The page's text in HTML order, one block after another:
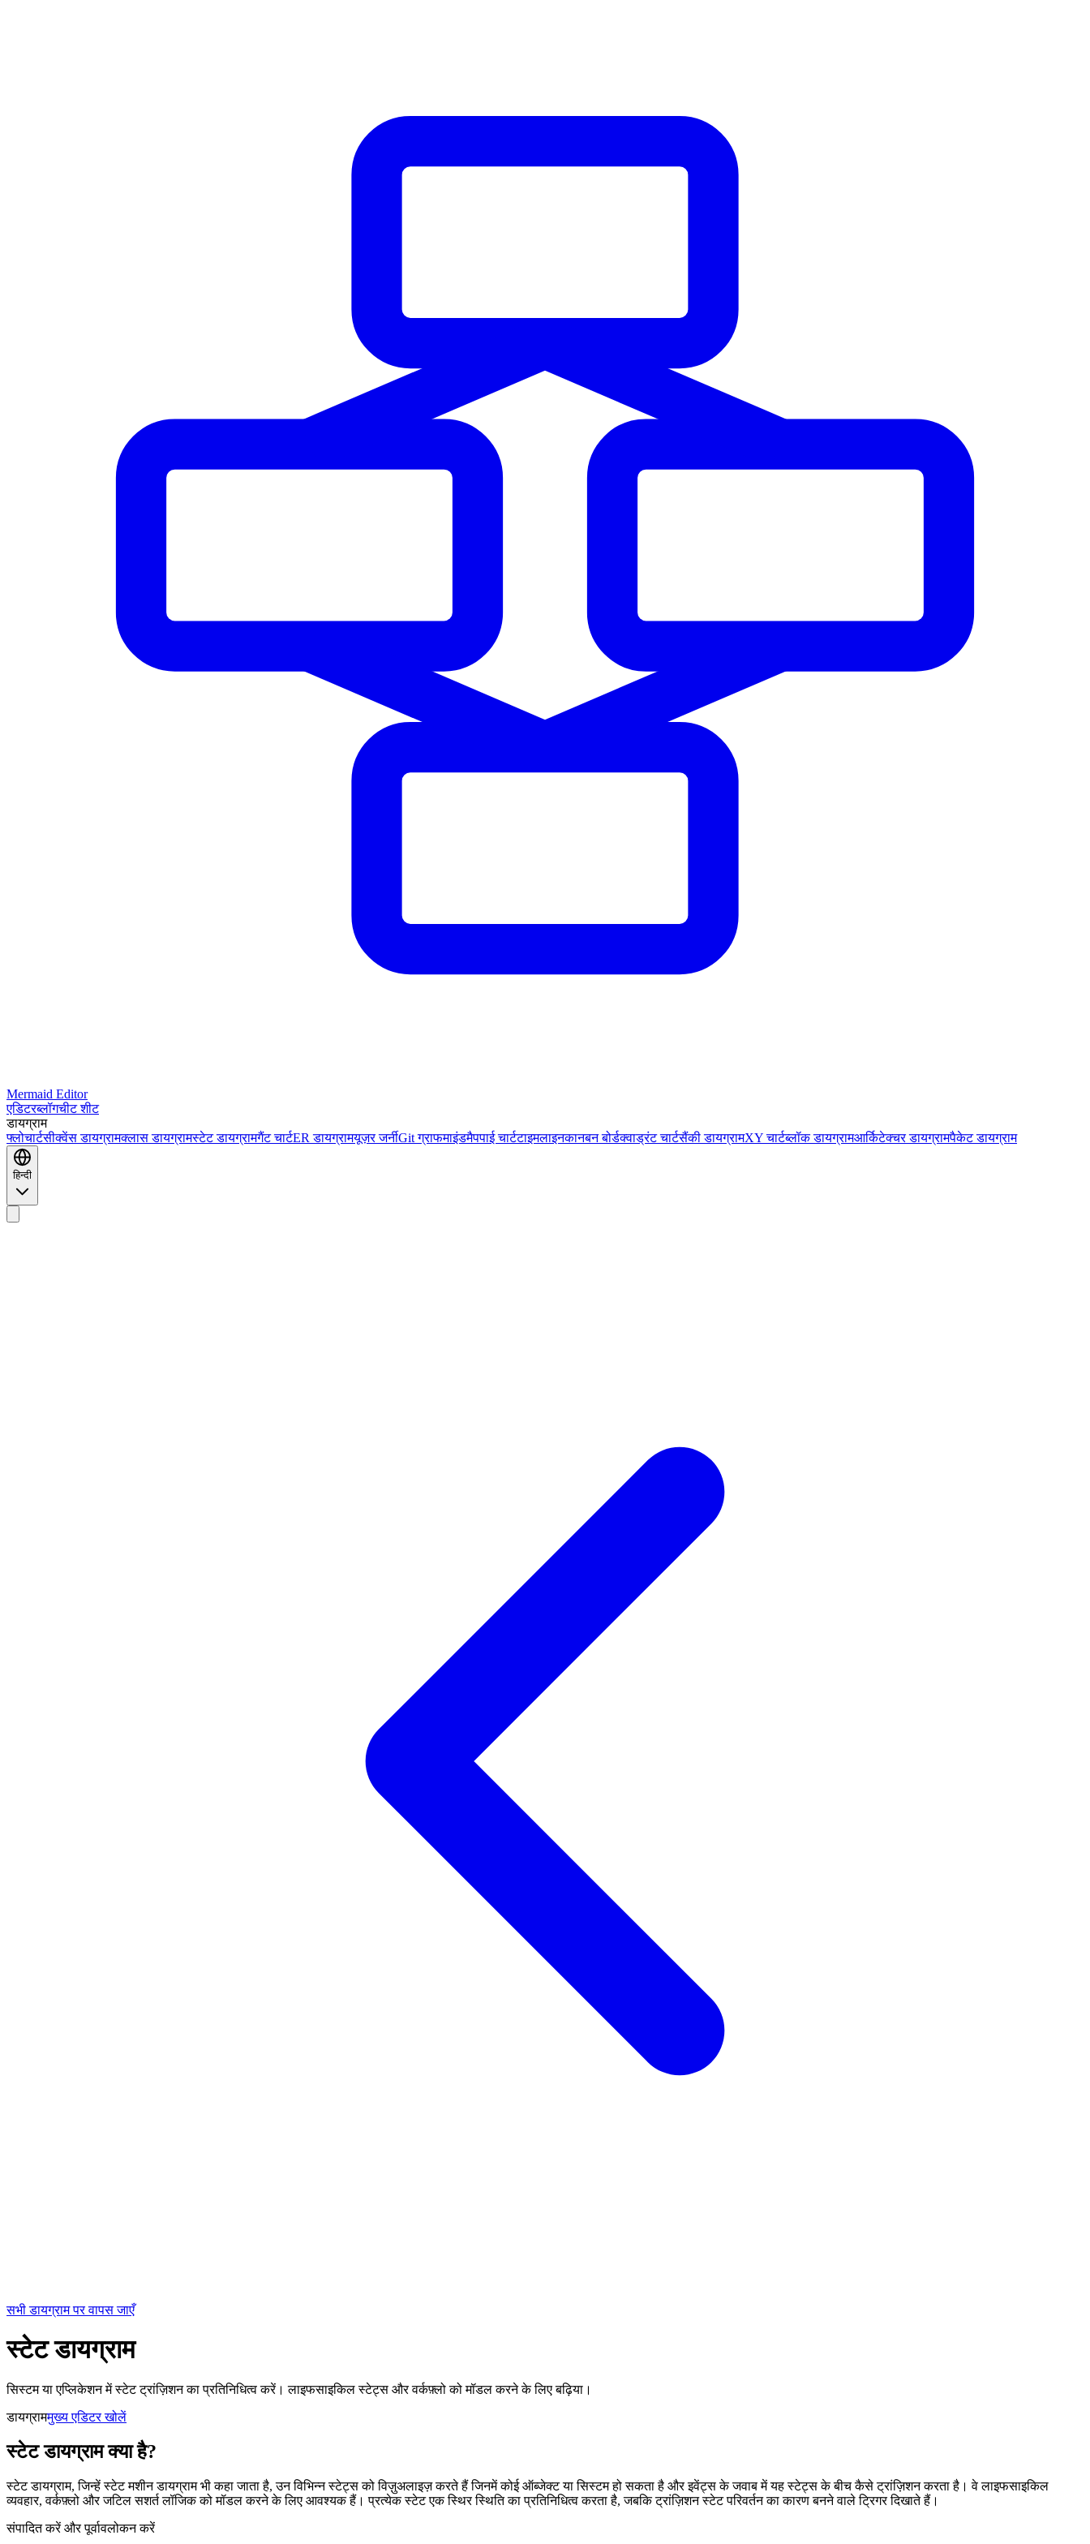
Mermaid Editor
एडिटरब्लॉगचीट शीट
डायग्राम
फ्लोचार्टसीक्वेंस डायग्रामक्लास डायग्रामस्टेट डायग्रामगैंट चार्टER डायग्रामयूज़र जर्नीGit ग्राफमाइंडमैपपाई चार्टटाइमलाइनकानबन बोर्डक्वाड्रंट चार्टसैंकी डायग्रामXY चार्टब्लॉक डायग्रामआर्किटेक्चर डायग्रामपैकेट डायग्राम
हिन्दी
सभी डायग्राम पर वापस जाएँ
स्टेट डायग्राम
सिस्टम या एप्लिकेशन में स्टेट ट्रांज़िशन का प्रतिनिधित्व करें। लाइफसाइकिल स्टेट्स और वर्कफ़्लो को मॉडल करने के लिए बढ़िया।
डायग्राममुख्य एडिटर खोलें
स्टेट डायग्राम क्या है?
स्टेट डायग्राम, जिन्हें स्टेट मशीन डायग्राम भी कहा जाता है, उन विभिन्न स्टेट्स को विज़ुअलाइज़ करते हैं जिनमें कोई ऑब्जेक्ट या सिस्टम हो सकता है और इवेंट्स के जवाब में यह स्टेट्स के बीच कैसे ट्रांज़िशन करता है। वे लाइफसाइकिल
व्यवहार, वर्कफ़्लो और जटिल सशर्त लॉजिक को मॉडल करने के लिए आवश्यक हैं। प्रत्येक स्टेट एक स्थिर स्थिति का प्रतिनिधित्व करता है, जबकि ट्रांज़िशन स्टेट परिवर्तन का कारण बनने वाले ट्रिगर दिखाते हैं।
संपादित करें और पूर्वावलोकन करें